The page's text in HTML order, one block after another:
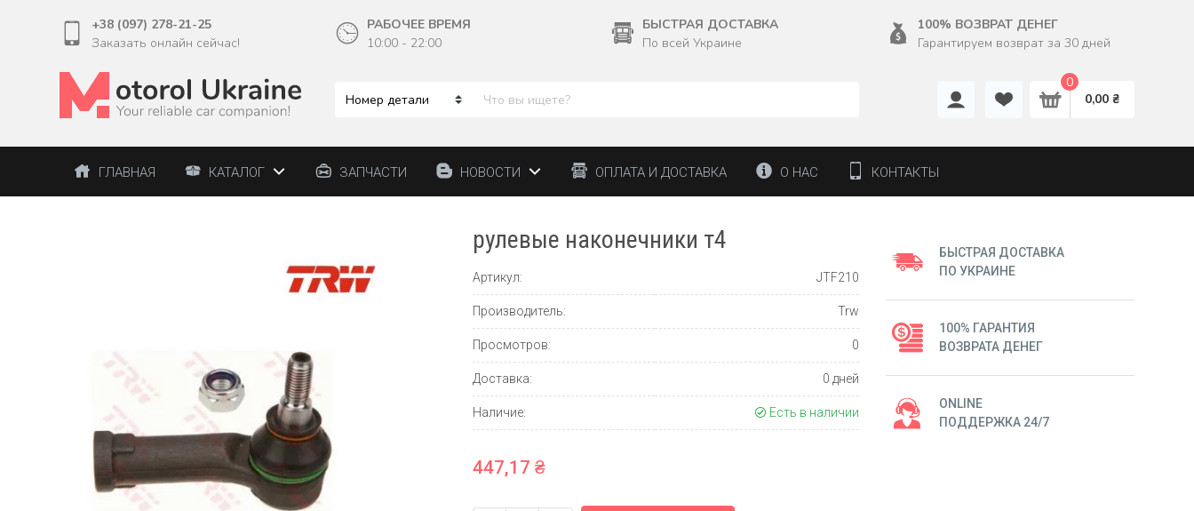
+38 (097) 278-21-25
Заказать онлайн сейчас!
РАБОЧЕЕ ВРЕМЯ
10:00 - 22:00
БЫСТРАЯ ДОСТАВКА
По всей Украине
100% ВОЗВРАТ ДЕНЕГ
Гарантируем возврат за 30 дней
0,00 ₴
0
ГЛАВНАЯ КАТАЛОГ ЗАПЧАСТИ НОВОСТИ ОПЛАТА И ДОСТАВКА О НАС КОНТАКТЫ
рулевые наконечники т4
Артикул: JTF210
Производитель: Trw
Просмотров: 0
Доставка: 0 дней
Наличие: Есть в наличии
447,17 ₴
БЫСТРАЯ ДОСТАВКА
ПО УКРАИНЕ
100% ГАРАНТИЯ
ВОЗВРАТА ДЕНЕГ
ONLINE
ПОДДЕРЖКА 24/7